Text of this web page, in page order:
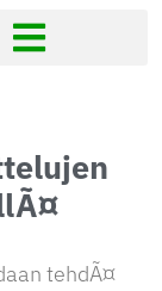
tehdÃ¤